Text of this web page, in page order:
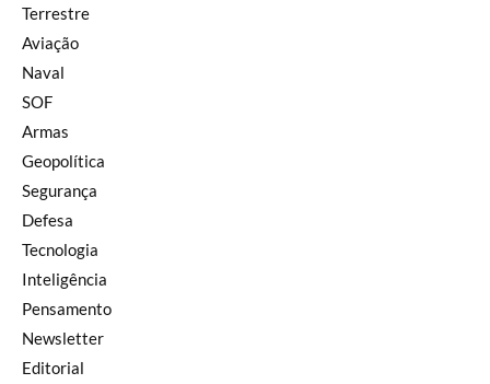
Terrestre
Aviação
Naval
SOF
Armas
Geopolítica
Segurança
Defesa
Tecnologia
Inteligência
Pensamento
Newsletter
Editorial